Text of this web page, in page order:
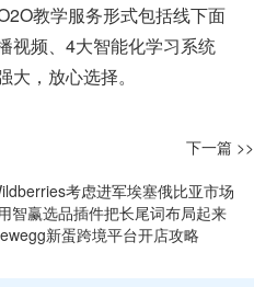
教学服务形式包括线下面
视频、4大智能化学习系统
，放心选择。
下一篇 >>
考虑进军埃塞俄比亚市场
智赢选品插件把长尾词布局起来
新蛋跨境平台开店攻略